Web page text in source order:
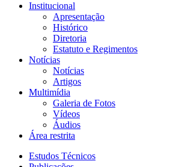
Institucional
Apresentação
Histórico
Diretoria
Estatuto e Regimentos
Notícias
Notícias
Artigos
Multimídia
Galeria de Fotos
Vídeos
Áudios
Área restrita
Estudos Técnicos